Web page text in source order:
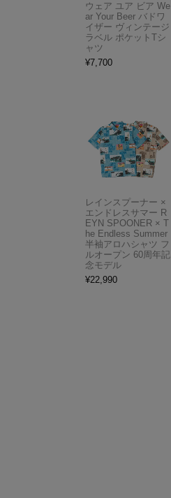
ウェア ユア ビア We
ar Your Beer バドワ
イザー ヴィンテージ
ラベル ポケットTシ
ャツ
¥7,700
レインスプーナー ×
エンドレスサマー R
EYN SPOONER × T
he Endless Summer
半袖アロハシャツ フ
ルオープン 60周年記
念モデル
¥22,990